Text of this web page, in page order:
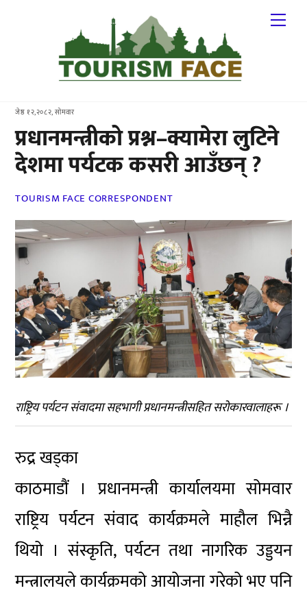
जेष्ठ १२,२०८२, सोमवार
प्रधानमन्त्रीको प्रश्न–क्यामेरा लुटिने
देशमा पर्यटक कसरी आउँछन् ?
TOURISM FACE CORRESPONDENT
राष्ट्रिय पर्यटन संवादमा सहभागी प्रधानमन्त्रीसहित सरोकारवालाहरू ।
रुद्र खड्का
काठमाडौं । प्रधानमन्त्री कार्यालयमा सोमवार
राष्ट्रिय पर्यटन संवाद कार्यक्रमले माहौल भिन्नै
थियो । संस्कृति, पर्यटन तथा नागरिक उड्डयन
मन्त्रालयले कार्यक्रमको आयोजना गरेको भए पनि